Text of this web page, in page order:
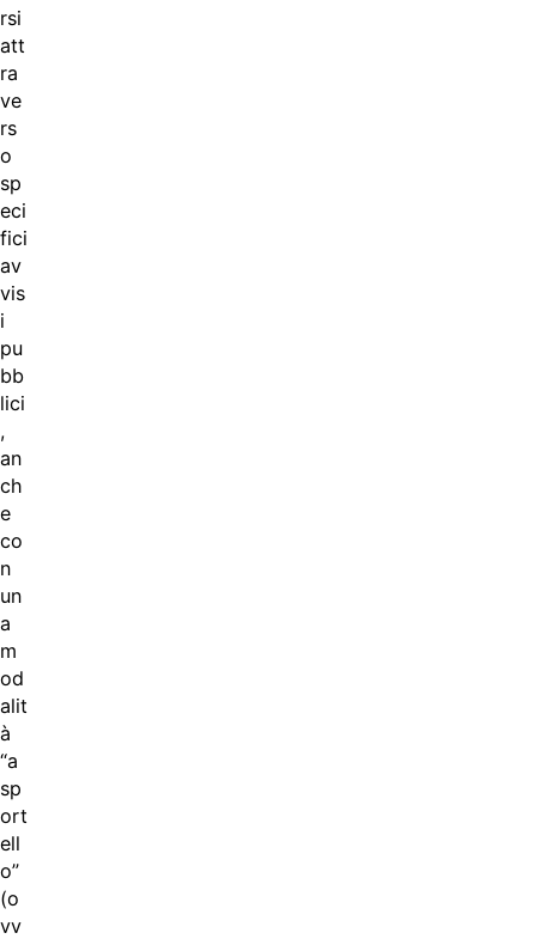
rsi
att
ra
ve
rs
o
sp
eci
fici
av
vis
i
pu
bb
lici
,
an
ch
e
co
n
un
a
m
od
alit
à
“a
sp
ort
ell
o”
(o
vv